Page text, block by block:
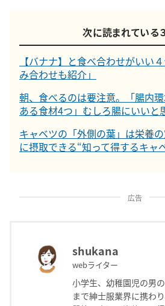
次に読まれている
【バナナ】と食べ合わせがいい
み合わせも紹介」
朝、食べるのは要注意。「腸内
ある食材4つ」むしろ腸にいいと
キャベツの「外側の葉」は栄養
に摂取できる“知って得するキャ
広告
shukana
webライター
小学生、幼稚園児の男
まで紳士服業界に携わ